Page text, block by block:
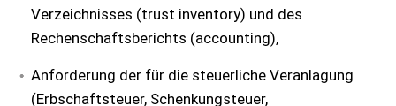
Verzeichnisses (trust inventory) und des
Rechenschaftsberichts (accounting),
Anforderung der für die steuerliche Veranlagung
(Erbschaftsteuer, Schenkungsteuer,